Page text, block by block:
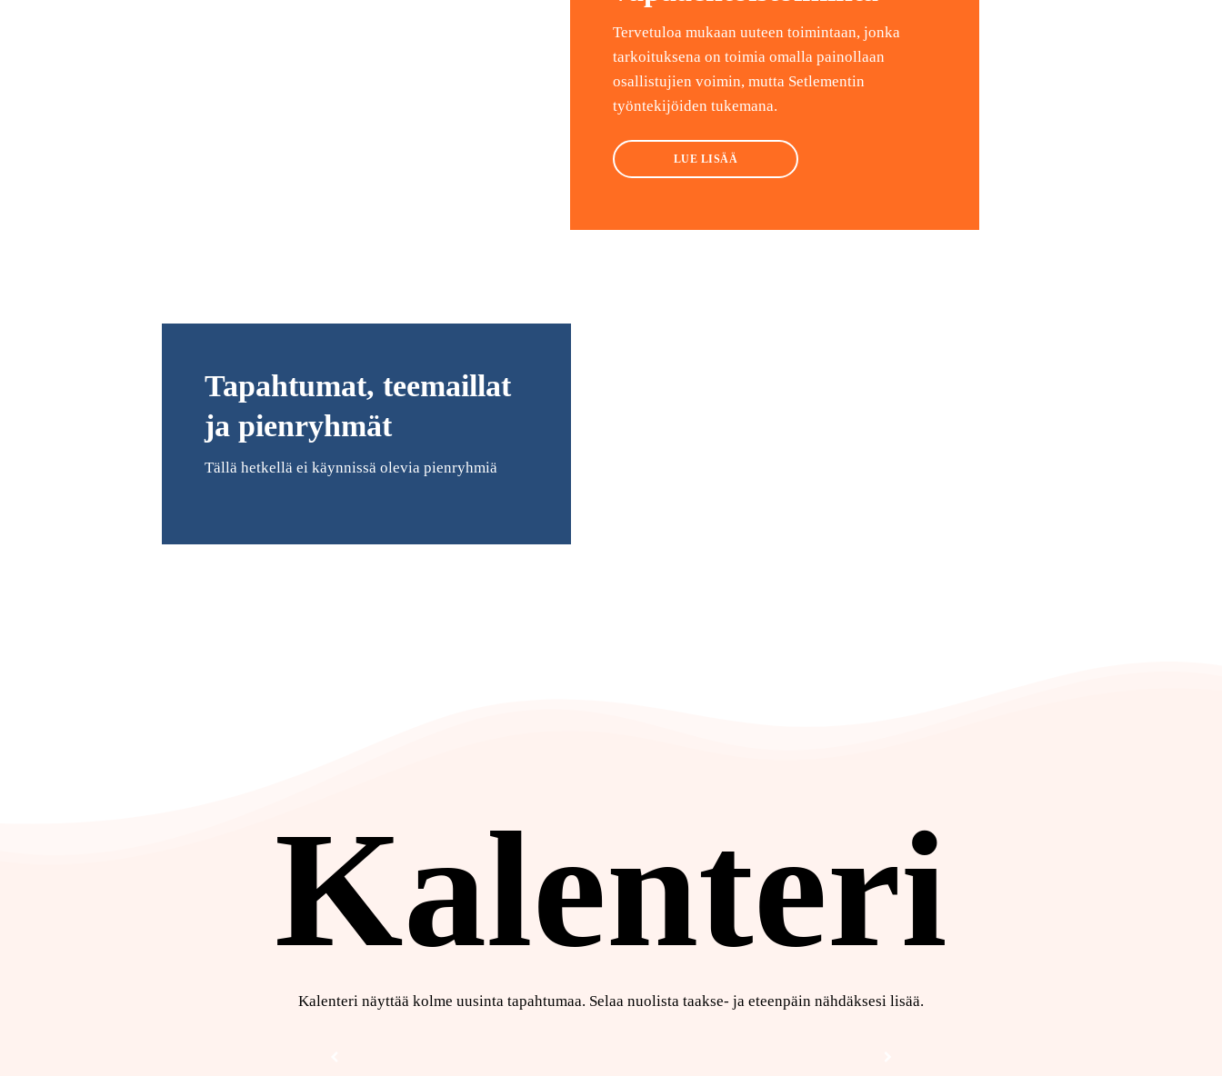
Tervetuloa mukaan uuteen toimintaan, jonka
tarkoituksena on toimia omalla painollaan
osallistujien voimin, mutta Setlementin
työntekijöiden tukemana.
LUE LISÄÄ
Tapahtumat, teemaillat
ja pienryhmät
Tällä hetkellä ei käynnissä olevia pienryhmiä
Kalenteri
Kalenteri näyttää kolme uusinta tapahtumaa. Selaa nuolista taakse- ja eteenpäin nähdäksesi lisää.